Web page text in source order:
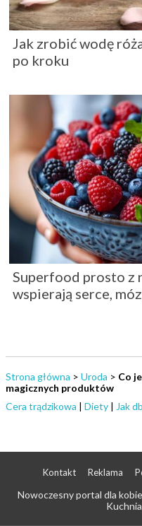
Jak zrobić wodę
po kroku
Superfood prosto z
wspierają serce,
Strona główna > Uroda > Co
magicznych produktów
Cera trądzikowa | Diety | Jak
Kontakt Reklama
Nowoczesny portal dla
Kuchnia